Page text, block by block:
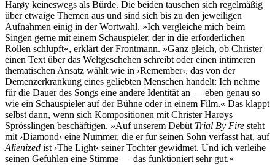
Harøy keineswegs als Bürde. Die beiden tauschen sich regelmäßig
über etwaige Themen aus und sind sich bis zu den jeweiligen
Aufnahmen einig in der Wortwahl. »Ich vergleiche mich beim
Singen gerne mit einem Schauspieler, der in die erforderlichen
Rollen schlüpft«, erklärt der Frontmann. »Ganz gleich, ob Christer
einen Text über das Weltgeschehen schreibt oder einen intimeren
thematischen Ansatz wählt wie in ›Remember‹, das von der
Demenzerkrankung eines geliebten Menschen handelt: Ich nehme
für die Dauer des Songs eine andere Identität an — eben genau so
wie ein Schauspieler auf der Bühne oder in einem Film.« Das klappt
selbst dann, wenn sich Kompositionen mit Christer Harøys
Sprösslingen beschäftigen. »Auf unserem Debüt Trial By Fire steht
mit ›Diamond‹ eine Nummer, die er für seinen Sohn verfasst hat, auf
Alienized ist ›The Light‹ seiner Tochter gewidmet. Und ich verleihe
seinen Gefühlen eine Stimme — das funktioniert sehr gut.«